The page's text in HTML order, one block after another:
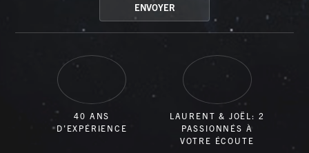
40 ANS
D'EXPÉRIENCE
LAURENT & JOËL: 2
PASSIONNÉS À
VOTRE ÉCOUTE